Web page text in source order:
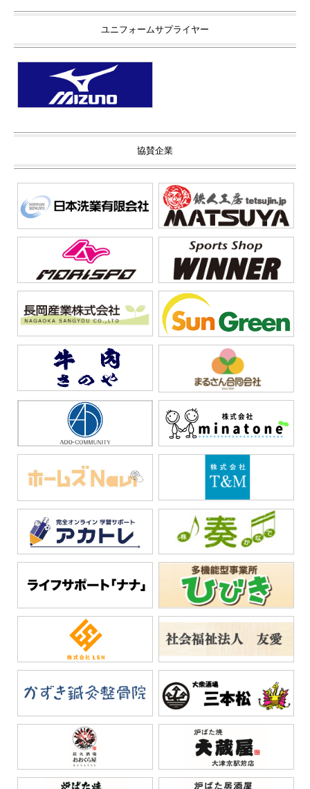
ユニフォームサプライヤー
協賛企業